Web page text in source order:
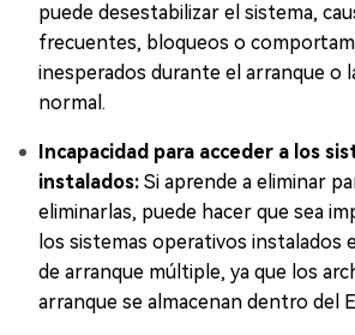
puede desestabilizar el sistema,
frecuentes, bloqueos o
inesperados durante el arranque o
normal.
Incapacidad para acceder a los
instalados: Si aprende a eliminar
eliminarlas, puede hacer que sea
los sistemas operativos instalados
de arranque múltiple, ya que los
arranque se almacenan dentro del